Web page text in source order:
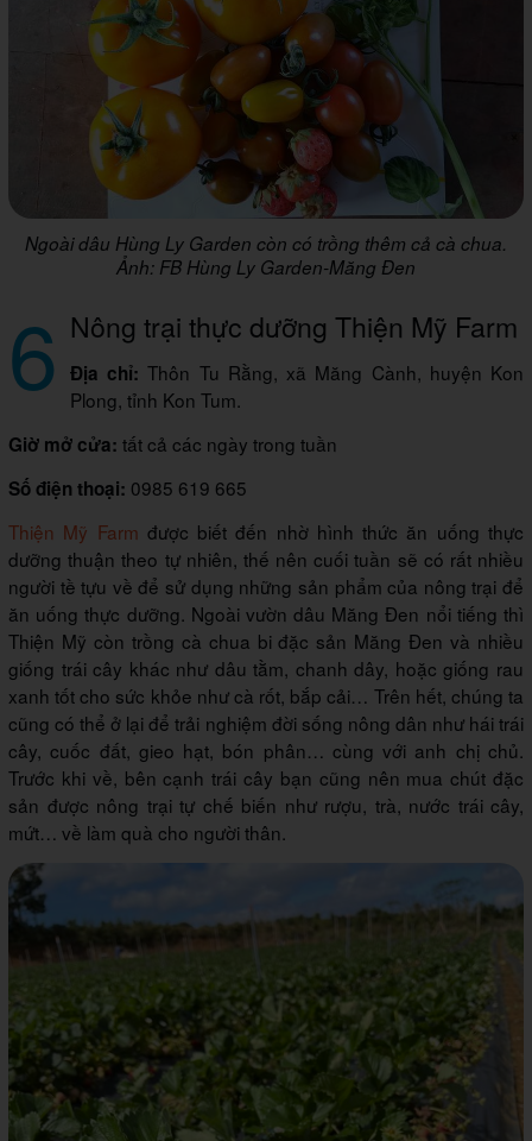
Ngoài dâu Hùng Ly Garden còn có trồng thêm cả cà chua.
Ảnh: FB Hùng Ly Garden-Măng Đen
6 Nông trại thực dưỡng Thiện Mỹ Farm
Địa chỉ: Thôn Tu Rằng, xã Măng Cành, huyện Kon
Plong, tỉnh Kon Tum.
Giờ mở cửa: tất cả các ngày trong tuần
Số điện thoại: 0985 619 665
Thiện Mỹ Farm được biết đến nhờ hình thức ăn uống thực
dưỡng thuận theo tự nhiên, thế nên cuối tuần sẽ có rất nhiều
người tề tựu về để sử dụng những sản phẩm của nông trại để
ăn uống thực dưỡng. Ngoài vườn dâu Măng Đen nổi tiếng thì
Thiện Mỹ còn trồng cà chua bi đặc sản Măng Đen và nhiều
giống trái cây khác như dâu tằm, chanh dây, hoặc giống rau
xanh tốt cho sức khỏe như cà rốt, bắp cải… Trên hết, chúng ta
cũng có thể ở lại để trải nghiệm đời sống nông dân như hái trái
cây, cuốc đất, gieo hạt, bón phân… cùng với anh chị chủ.
Trước khi về, bên cạnh trái cây bạn cũng nên mua chút đặc
sản được nông trại tự chế biến như rượu, trà, nước trái cây,
mứt… về làm quà cho người thân.